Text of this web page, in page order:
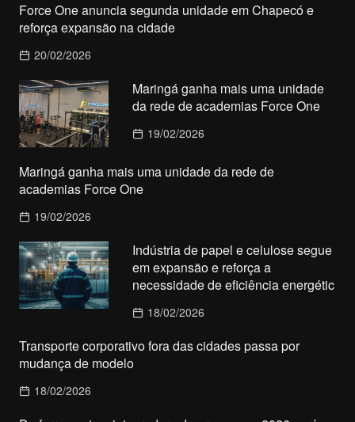
Force One anuncia segunda unidade em Chapecó e
reforça expansão na cidade
20/02/2026
Maringá ganha mais uma unidade
da rede de academias Force One
19/02/2026
Maringá ganha mais uma unidade da rede de
academias Force One
19/02/2026
Indústria de papel e celulose segue
em expansão e reforça a
necessidade de eficiência energétic
18/02/2026
Transporte corporativo fora das cidades passa por
mudança de modelo
18/02/2026